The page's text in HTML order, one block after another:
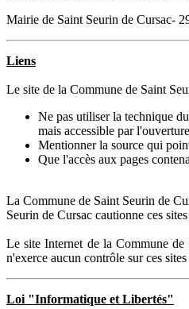
Mairie de Saint Seurin de Cursac-
Liens
Le site de la Commune de Saint
Ne pas utiliser la technique
mais accessible par
Mentionner la source qui
Que l'accès aux pages
La Commune de Saint Seurin de
Seurin de Cursac cautionne ces
Le site Internet de la Commune de
n'exerce aucun contrôle sur ces
Loi "Informatique et Libertés"